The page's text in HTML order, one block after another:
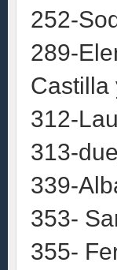
252-
289-
Castilla
312-
313-
339-
353-
355-